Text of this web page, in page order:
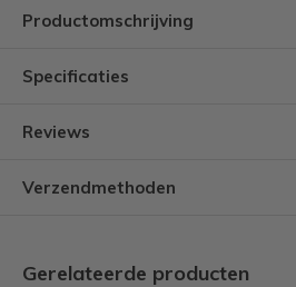
Productomschrijving
Specificaties
Reviews
Verzendmethoden
Gerelateerde producten